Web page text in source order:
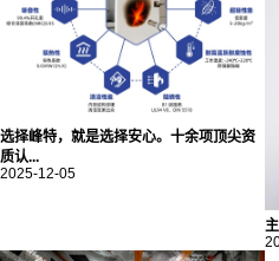
选择峰特，就是选择安心。十余项顶尖资
质认...
2025-12-05